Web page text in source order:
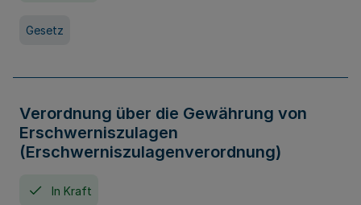
Gesetz
Verordnung über die Gewährung von
Erschwerniszulagen
(Erschwerniszulagenverordnung)
In Kraft